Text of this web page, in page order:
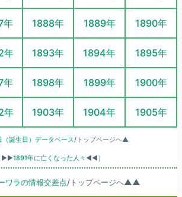
年 1888年 1889年 1890年
年 1893年 1894年 1895年
年 1898年 1899年 1900年
年 1903年 1904年 1905年
（誕生日）データベース /トップページへ▲
▶▶1891年に亡くなった人々 ◀◀］
ワラの情報交差点/トップページへ▲▲